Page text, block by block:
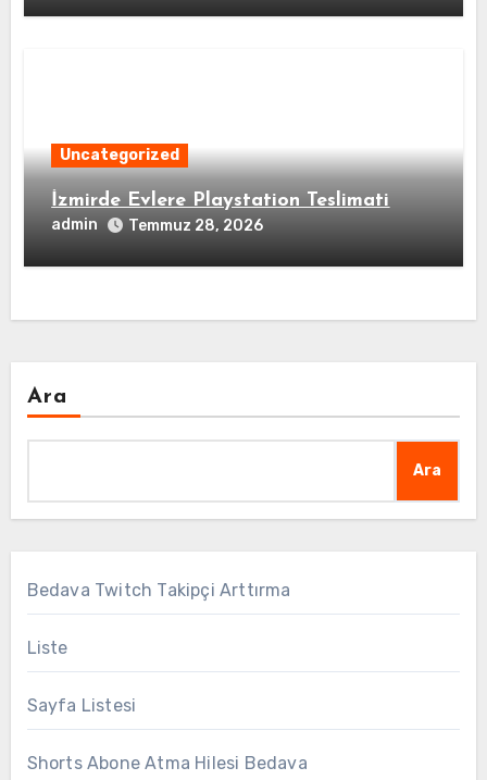
Uncategorized
İzmirde Evlere Playstation Teslimati
admin Temmuz 28, 2026
Ara
Ara
Bedava Twitch Takipçi Arttırma
Liste
Sayfa Listesi
Shorts Abone Atma Hilesi Bedava